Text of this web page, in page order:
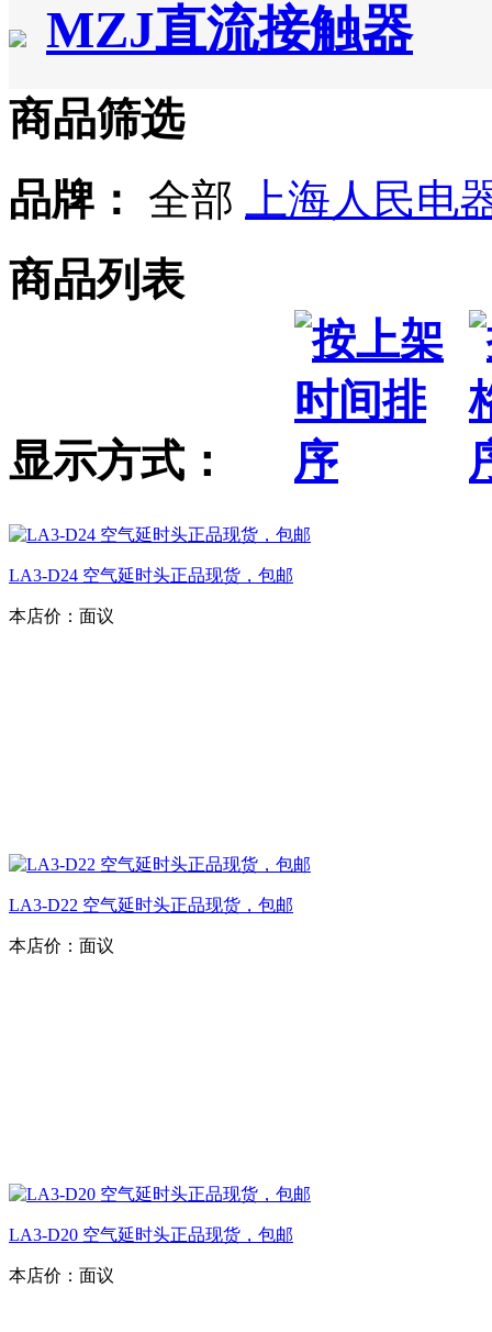
MZJ直流接触器
商品筛选
品牌： 全部 上海人民电
商品列表
显示方式：
LA3-D24 空气延时头正品现货，包邮
本店价： 面议
LA3-D22 空气延时头正品现货，包邮
本店价： 面议
LA3-D20 空气延时头正品现货，包邮
本店价： 面议